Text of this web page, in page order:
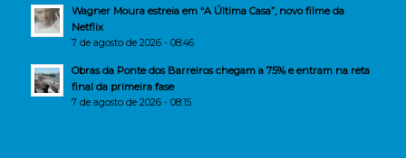
Wagner Moura estreia em “A Última Casa”, novo filme da
Netflix
7 de agosto de 2026 - 08:46
Obras da Ponte dos Barreiros chegam a 75% e entram na reta
final da primeira fase
7 de agosto de 2026 - 08:15